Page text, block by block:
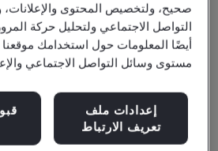
Special Steel
Group Co., Ltd.
design and manufacture of hot-
صحيح، ولتخصيص المحتوى والإعلانات،
التواصل الاجتماعي ولتحليل حركة
أيضًا المعلومات حول استخدامك
مستوى وسائل التواصل الاجتماعي
إعدادات ملف
تعريف الارتباط